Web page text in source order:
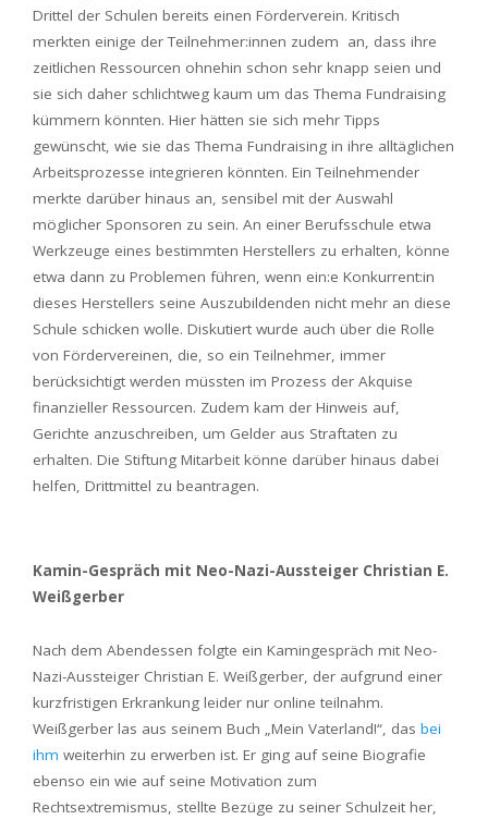
Drittel der Schulen bereits einen Förderverein. Kritisch
merkten einige der Teilnehmer:innen zudem an, dass ihre
zeitlichen Ressourcen ohnehin schon sehr knapp seien und
sie sich daher schlichtweg kaum um das Thema Fundraising
kümmern könnten. Hier hätten sie sich mehr Tipps
gewünscht, wie sie das Thema Fundraising in ihre alltäglichen
Arbeitsprozesse integrieren könnten. Ein Teilnehmender
merkte darüber hinaus an, sensibel mit der Auswahl
möglicher Sponsoren zu sein. An einer Berufsschule etwa
Werkzeuge eines bestimmten Herstellers zu erhalten, könne
etwa dann zu Problemen führen, wenn ein:e Konkurrent:in
dieses Herstellers seine Auszubildenden nicht mehr an diese
Schule schicken wolle. Diskutiert wurde auch über die Rolle
von Fördervereinen, die, so ein Teilnehmer, immer
berücksichtigt werden müssten im Prozess der Akquise
finanzieller Ressourcen. Zudem kam der Hinweis auf,
Gerichte anzuschreiben, um Gelder aus Straftaten zu
erhalten. Die Stiftung Mitarbeit könne darüber hinaus dabei
helfen, Drittmittel zu beantragen.
Kamin-Gespräch mit Neo-Nazi-Aussteiger Christian E.
Weißgerber
Nach dem Abendessen folgte ein Kamingespräch mit Neo-
Nazi-Aussteiger Christian E. Weißgerber, der aufgrund einer
kurzfristigen Erkrankung leider nur online teilnahm.
Weißgerber las aus seinem Buch „Mein Vaterland!“, das bei
ihm weiterhin zu erwerben ist. Er ging auf seine Biografie
ebenso ein wie auf seine Motivation zum
Rechtsextremismus, stellte Bezüge zu seiner Schulzeit her,